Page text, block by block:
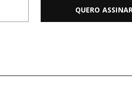
QUERO